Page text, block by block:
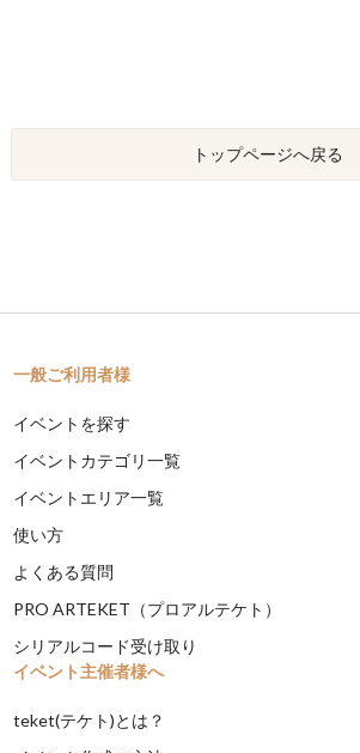
トップページへ戻る
一般ご利用者様
イベントを探す
イベントカテゴリ一覧
イベントエリア一覧
使い方
よくある質問
PRO ARTEKET（プロアルテケト）
シリアルコード受け取り
イベント主催者様へ
teket(テケト)とは？